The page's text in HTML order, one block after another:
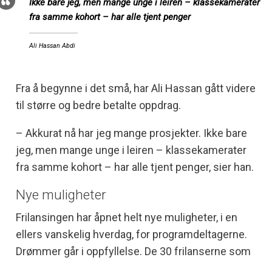
Ikke bare jeg, men mange unge i leiren – klassekamerater
fra samme kohort – har alle tjent penger
Ali Hassan Abdi
Fra å begynne i det små, har Ali Hassan gått videre
til større og bedre betalte oppdrag.
– Akkurat nå har jeg mange prosjekter. Ikke bare
jeg, men mange unge i leiren – klassekamerater
fra samme kohort – har alle tjent penger, sier han.
Nye muligheter
Frilansingen har åpnet helt nye muligheter, i en
ellers vanskelig hverdag, for programdeltagerne.
Drømmer går i oppfyllelse. De 30 frilanserne som